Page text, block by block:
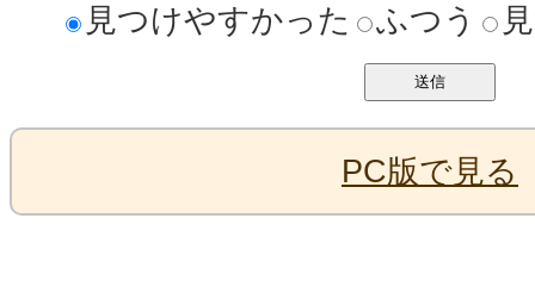
見つけやすかった
ふつう
PC版で見る